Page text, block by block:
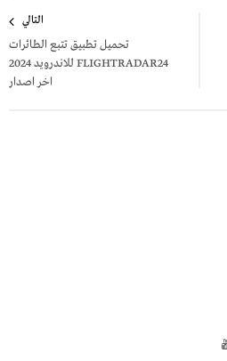
التالي
تحميل تطبيق تتبع الطائرات
FLIGHTRADAR24 للاندرويد 2024
اخر اصدار